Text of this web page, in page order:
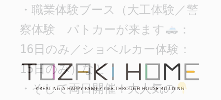
・職業体験ブース（大工体験／警
察体験　パトカーが来ます
：
16日のみ／ショベルカー体験：
15日のみ）など
・そして両日開催！大人気の